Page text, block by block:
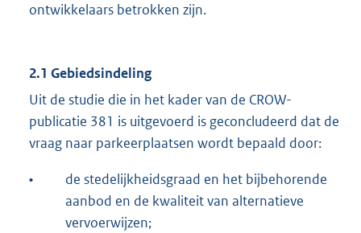
ontwikkelaars betrokken zijn.
2.1 Gebiedsindeling
Uit de studie die in het kader van de CROW-
publicatie 381 is uitgevoerd is geconcludeerd dat de
vraag naar parkeerplaatsen wordt bepaald door:
•
de stedelijkheidsgraad en het bijbehorende
aanbod en de kwaliteit van alternatieve
vervoerwijzen;